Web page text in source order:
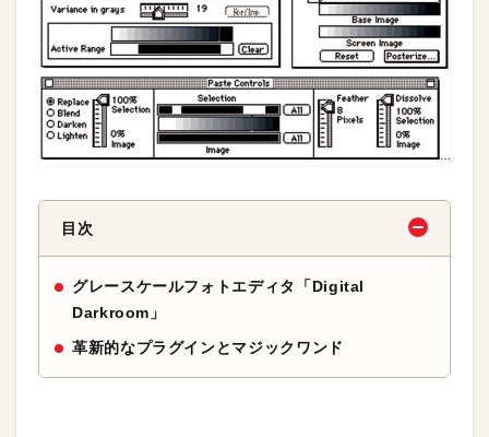
目次
グレースケールフォトエディタ「Digital
Darkroom」
革新的なプラグインとマジックワンド